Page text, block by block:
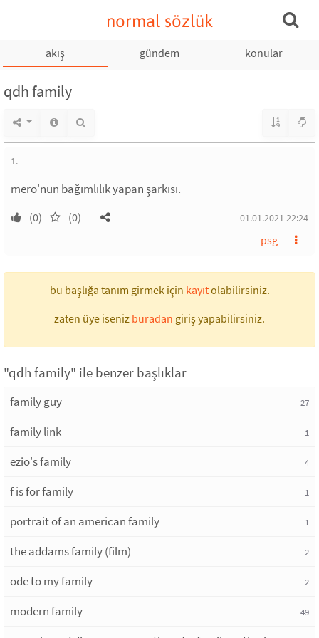
normal sözlük
akış gündem konular
qdh family
1.
mero'nun bağımlılık yapan şarkısı.
(0) (0) 01.01.2021 22:24
psg
bu başlığa tanım girmek için kayıtolabilirsiniz.
zaten üye iseniz buradan giriş yapabilirsiniz.
"qdh family" ile benzer başlıklar
family guy 27
family link 1
ezio's family 4
f is for family 1
portrait of an american family 1
the addams family (film) 2
ode to my family 2
modern family 49